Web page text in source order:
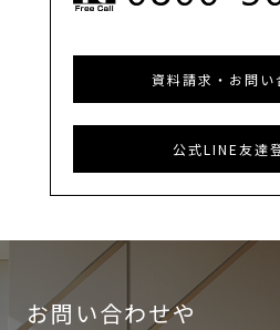
資料請求・お問い
公式LINE友達
お問い合わせや